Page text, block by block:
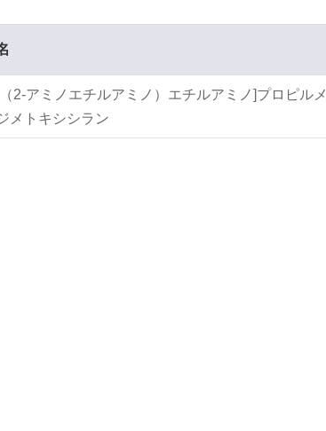
2-アミノエチルアミノ）エチルアミノ]プロピルメ
メトキシシラン